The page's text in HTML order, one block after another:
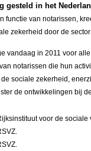
gesteld in het
functie van notarissen,
zekerheid door de
vandaag in 2011 voor
notarissen die hun
sociale zekerheid,
de ontwikkelingen bij
voor de